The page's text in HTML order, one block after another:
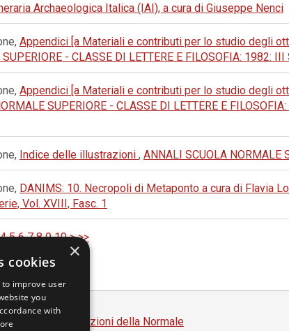
Archaeologica Italica (IAI), a cura di Giuseppe Nenci
Appendici [a Materiali e contributi per lo studio degli
SUPERIORE - CLASSE DI LETTERE E FILOSOFIA:
Appendici [a Materiali e contributi per lo studio degli
SUPERIORE - CLASSE DI LETTERE E
Indice delle illustrazioni , ANNALI SCUOLA NORMALE
DANIMS: 10. Necropoli di Metaponto a cura di Flavia
Vol. XVIII, Fasc. 1
4 5 6 7 8 9 10 > >>
Superiore Edizioni della Normale
×
cookies
to improve user
you
with